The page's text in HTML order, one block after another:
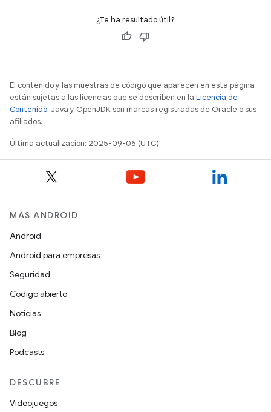
¿Te ha resultado útil?
El contenido y las muestras de código que aparecen en esta página
están sujetas a las licencias que se describen en la Licencia de
Contenido. Java y OpenJDK son marcas registradas de Oracle o sus
afiliados.
Última actualización: 2025-09-06 (UTC)
MÁS ANDROID
Android
Android para empresas
Seguridad
Código abierto
Noticias
Blog
Podcasts
DESCUBRE
Videojuegos